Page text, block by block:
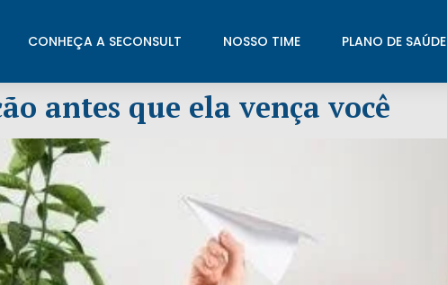
CONHEÇA A SECONSULT NOSSO TIME PLANO DE SAÚDE
antes que ela vença você